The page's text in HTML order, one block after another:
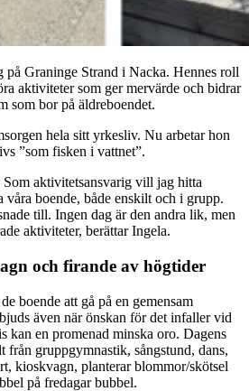
på Graninge Strand i Nacka. Hennes roll
aktiviteter som ger mervärde och bidrar
som bor på äldreboendet.
hela sitt yrkesliv. Nu arbetar hon
”som fisken i vattnet”.
aktivitetsansvarig vill jag hitta
boende, både enskilt och i grupp.
till. Ingen dag är den andra lik, men
aktiviteter, berättar Ingela.
och firande av högtider
boende att gå på en gemensam
även när önskan för det infaller vid
kan en promenad minska oro. Dagens
från gruppgymnastik, sångstund, dans,
kioskvagn, planterar blommor/skötsel
på fredagar bubbel.